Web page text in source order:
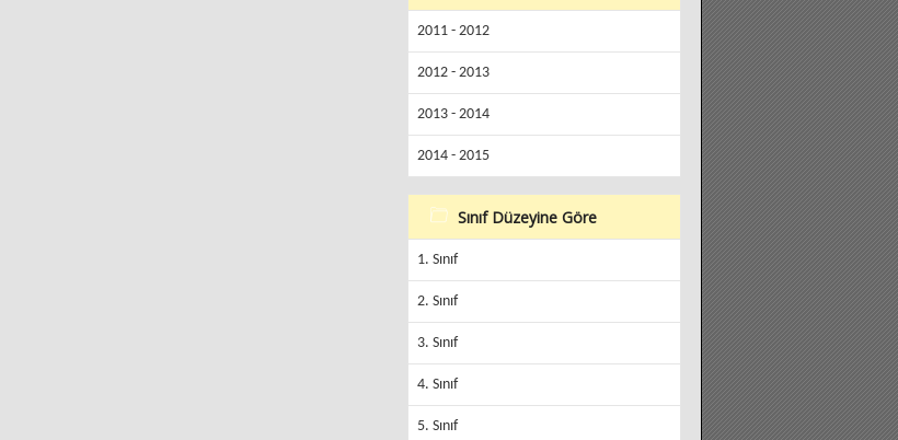
2011 - 2012
2012 - 2013
2013 - 2014
2014 - 2015
Sınıf Düzeyine Göre
1. Sınıf
2. Sınıf
3. Sınıf
4. Sınıf
5. Sınıf